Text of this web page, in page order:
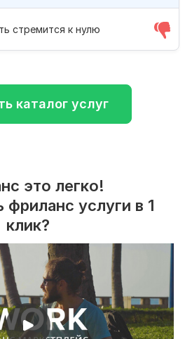
стремится к нулю
каталог услуг
это легко!
фриланс услуги в 1
клик?